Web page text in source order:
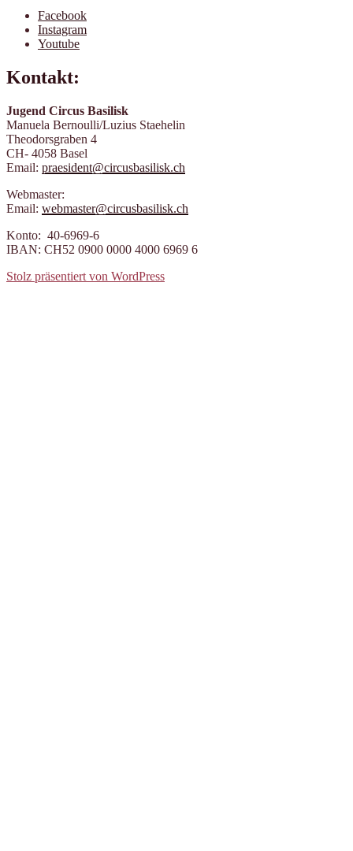
Facebook
Instagram
Youtube
Kontakt:
Jugend Circus Basilisk
Manuela Bernoulli/Luzius Staehelin
Theodorsgraben 4
CH- 4058 Basel
Email: praesident@circusbasilisk.ch
Webmaster:
Email: webmaster@circusbasilisk.ch
Konto: 40-6969-6
IBAN: CH52 0900 0000 4000 6969 6
Stolz präsentiert von WordPress